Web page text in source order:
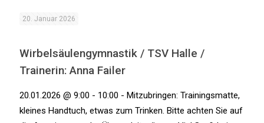
20. Januar 2026
Wirbelsäulengymnastik / TSV Halle /
Trainerin: Anna Failer
20.01.2026 @ 9:00 - 10:00 - Mitzubringen: Trainingsmatte,
kleines Handtuch, etwas zum Trinken. Bitte achten Sie auf